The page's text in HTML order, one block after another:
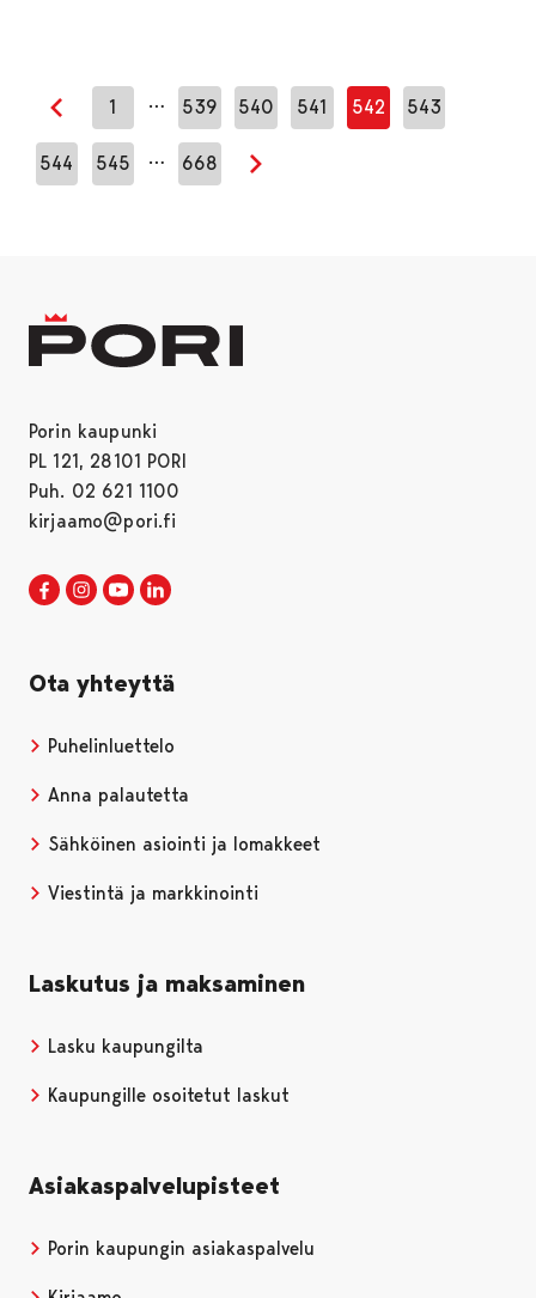
Edellinen sivu
1 … 539 540 541 542 543
544 545 … 668
Seuraava sivu
Porin kaupunki
PL 121, 28101 PORI
Puh. 02 621 1100
kirjaamo@pori.fi
Porin kaupunki Facebookissa
Avautuu uudessa välilehdessä
Porin kaupunki Instagramissa
Avautuu uudessa välilehdessä
Porin kaupunki Youtubessa
Avautuu uudessa välilehdessä
Ota yhteyttä
Puhelinluettelo
Anna palautetta
Sähköinen asiointi ja lomakkeet
Viestintä ja markkinointi
Laskutus ja maksaminen
Lasku kaupungilta
Kaupungille osoitetut laskut
Asiakaspalvelupisteet
Porin kaupungin asiakaspalvelu